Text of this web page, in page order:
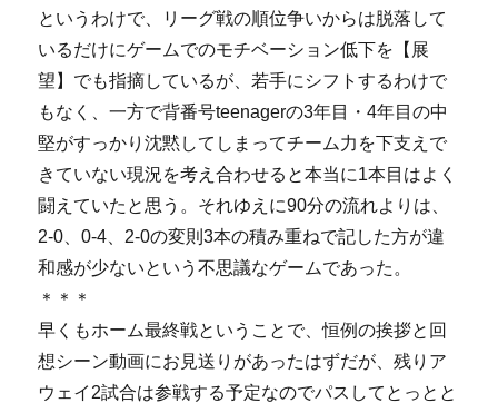
というわけで、リーグ戦の順位争いからは脱落して
いるだけにゲームでのモチベーション低下を【展
望】でも指摘しているが、若手にシフトするわけで
もなく、一方で背番号teenagerの3年目・4年目の中
堅がすっかり沈黙してしまってチーム力を下支えで
きていない現況を考え合わせると本当に1本目はよく
闘えていたと思う。それゆえに90分の流れよりは、
2-0、0-4、2-0の変則3本の積み重ねで記した方が違
和感が少ないという不思議なゲームであった。
＊＊＊
早くもホーム最終戦ということで、恒例の挨拶と回
想シーン動画にお見送りがあったはずだが、残りア
ウェイ2試合は参戦する予定なのでパスしてとっとと